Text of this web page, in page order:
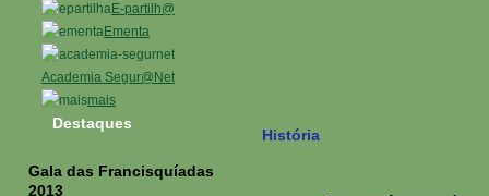
E-partilh@
Ementa
Academia Segur@Net
mais
História
Destaques
Gala das Francisquíadas
2013